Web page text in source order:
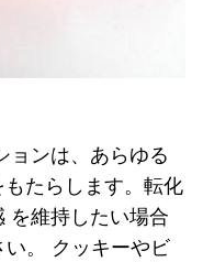
ョンは、あらゆる
たらします。転化
を維持したい場合
。 クッキーやビ